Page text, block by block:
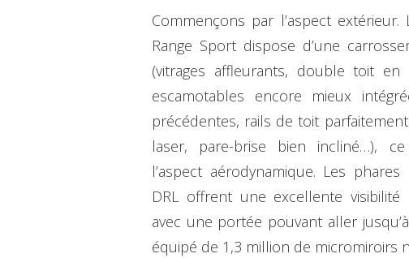
Commençons par l’aspect
Range Sport dispose d’une
(vitrages affleurants, double toit
escamotables encore mieux
précédentes, rails de toit
laser, pare-brise bien incliné…),
l’aspect aérodynamique. Les
DRL offrent une excellente
avec une portée pouvant aller
équipé de 1,3 million de micromiroirs